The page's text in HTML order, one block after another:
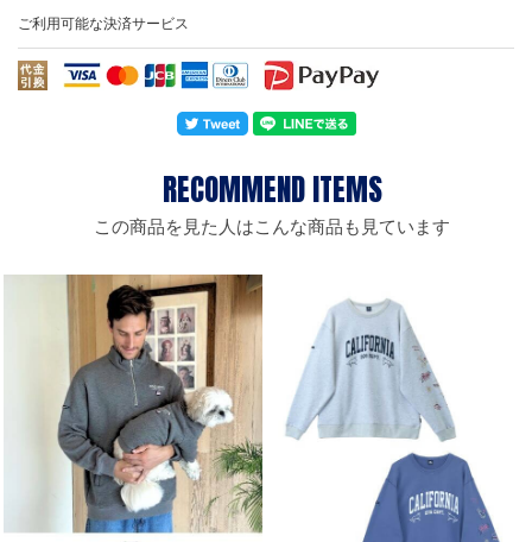
ご利用可能な決済サービス
この商品を見た人はこんな商品も見ています